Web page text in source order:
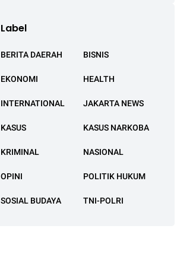
Label
BERITA DAERAH BISNIS
EKONOMI HEALTH
INTERNATIONAL JAKARTA NEWS
KASUS KASUS NARKOBA
KRIMINAL NASIONAL
OPINI POLITIK HUKUM
SOSIAL BUDAYA TNI-POLRI